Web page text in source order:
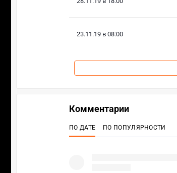
23.11.19 в 08:00
Комментарии
ПО ДАТЕ ПО ПОПУЛЯРНОСТИ